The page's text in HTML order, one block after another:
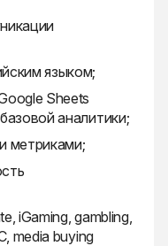
языком;
Sheets
аналитики;
метриками;
iGaming, gambling,
media buying